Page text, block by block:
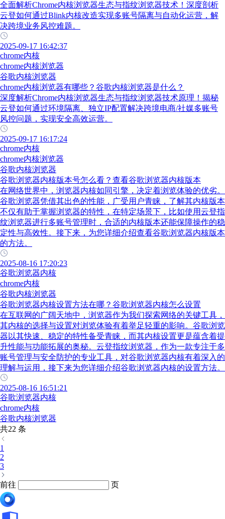
全面解析Chrome内核浏览器生态与指纹浏览器技术！深度剖析
云登如何通过Blink内核改造实现多账号隔离与自动化运营，解
决跨境业务风控难题。
2025-09-17 16:42:37
chrome内核
chrome内核浏览器
谷歌内核浏览器
chrome内核浏览器有哪些？谷歌内核浏览器是什么？
深度解析Chrome内核浏览器生态与指纹浏览器技术原理！揭秘
云登如何通过环境隔离、独立IP配置解决跨境电商/社媒多账号
风控问题，实现安全高效运营。
2025-09-17 16:17:24
chrome内核
chrome内核浏览器
谷歌内核浏览器
谷歌浏览器内核版本号怎么看？查看谷歌浏览器内核版本
在网络世界中，浏览器内核如同引擎，决定着浏览体验的优劣。
谷歌浏览器凭借其出色的性能，广受用户青睐，了解其内核版本
不仅有助于掌握浏览器的特性，在特定场景下，比如使用云登指
纹浏览器进行多账号管理时，合适的内核版本还能保障操作的稳
定性与高效性。接下来，为您详细介绍查看谷歌浏览器内核版本
的方法。
2025-08-16 17:20:23
谷歌浏览器内核
chrome内核
谷歌内核浏览器
谷歌浏览器内核设置方法在哪？谷歌浏览器内核怎么设置
在互联网的广阔天地中，浏览器作为我们探索网络的关键工具，
其内核的选择与设置对浏览体验有着举足轻重的影响。谷歌浏览
器以其快速、稳定的特性备受青睐，而其内核设置更是蕴含着提
升性能与功能拓展的奥秘。云登指纹浏览器，作为一款专注于多
账号管理与安全防护的专业工具，对谷歌浏览器内核有着深入的
理解与运用，接下来为您详细介绍谷歌浏览器内核的设置方法。
2025-08-16 16:51:21
谷歌浏览器内核
chrome内核
谷歌内核浏览器
共22 条
1
2
3
前往 页